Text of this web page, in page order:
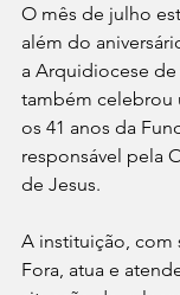
O mês de julho
além do
a Arquidiocese de
também celebrou
os 41 anos da
responsável pela
de Jesus.
A instituição, com
Fora, atua e